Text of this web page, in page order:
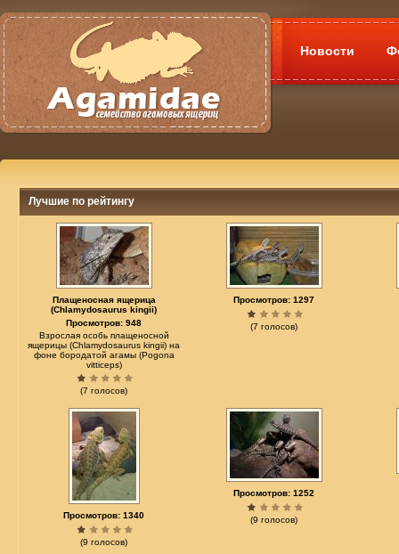
Новости
Лучшие по рейтингу
Плащеносная ящерица
(Chlamydosaurus kingii)
Просмотров: 948
Взрослая особь плащеносной
ящерицы (Chlamydosaurus kingii) на
фоне бородатой агамы (Pogona
vitticeps)
(7 голосов)
Просмотров: 1297
(7 голосов)
Просмотров: 1340
(9 голосов)
Просмотров: 1252
(9 голосов)